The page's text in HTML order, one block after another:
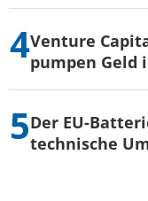
Venture
pumpen Geld
Der EU-
technische